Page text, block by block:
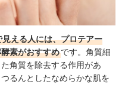
える人には、プロテアー
素がおすすめです。角質細
角質を除去する作用があ
るんとしたなめらかな肌を